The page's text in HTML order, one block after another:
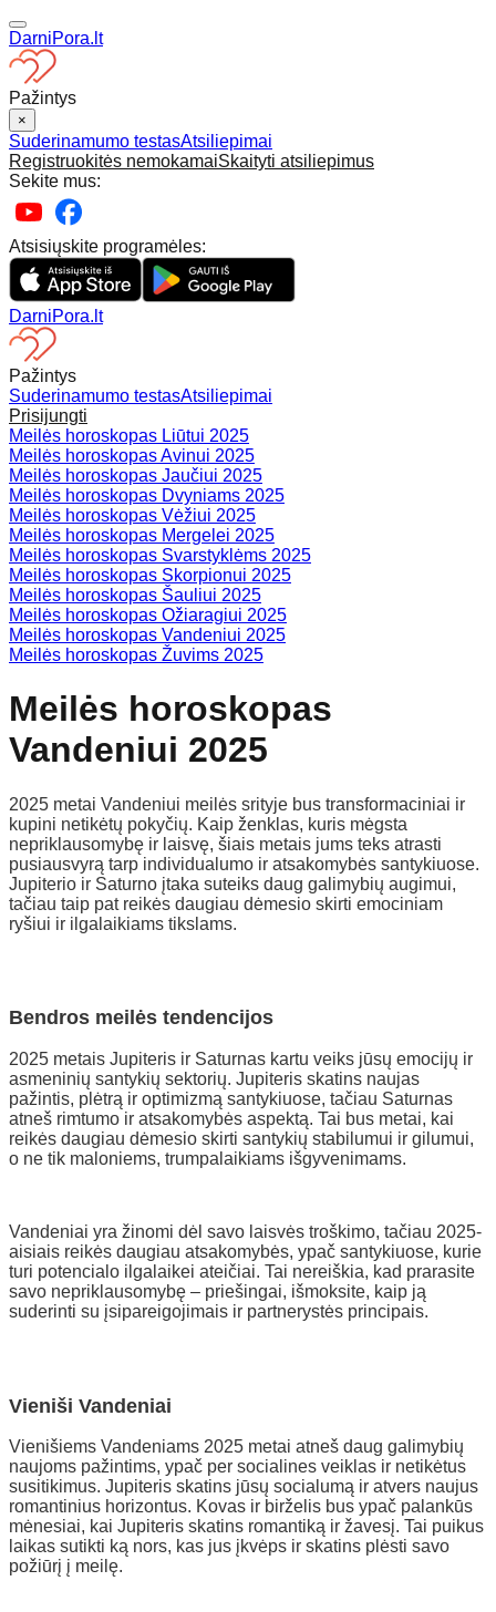
DarniPora.lt
Pažintys
×
Suderinamumo testasAtsiliepimai
Registruokitės nemokamaiSkaityti atsiliepimus
Sekite mus:
Atsisiųskite programėles:
DarniPora.lt
Pažintys
Suderinamumo testasAtsiliepimai
Prisijungti
Meilės horoskopas Liūtui 2025
Meilės horoskopas Avinui 2025
Meilės horoskopas Jaučiui 2025
Meilės horoskopas Dvyniams 2025
Meilės horoskopas Vėžiui 2025
Meilės horoskopas Mergelei 2025
Meilės horoskopas Svarstyklėms 2025
Meilės horoskopas Skorpionui 2025
Meilės horoskopas Šauliui 2025
Meilės horoskopas Ožiaragiui 2025
Meilės horoskopas Vandeniui 2025
Meilės horoskopas Žuvims 2025
Meilės horoskopas
Vandeniui 2025
2025 metai Vandeniui meilės srityje bus transformaciniai ir
kupini netikėtų pokyčių. Kaip ženklas, kuris mėgsta
nepriklausomybę ir laisvę, šiais metais jums teks atrasti
pusiausvyrą tarp individualumo ir atsakomybės santykiuose.
Jupiterio ir Saturno įtaka suteiks daug galimybių augimui,
tačiau taip pat reikės daugiau dėmesio skirti emociniam
ryšiui ir ilgalaikiams tikslams.
Bendros meilės tendencijos
2025 metais Jupiteris ir Saturnas kartu veiks jūsų emocijų ir
asmeninių santykių sektorių. Jupiteris skatins naujas
pažintis, plėtrą ir optimizmą santykiuose, tačiau Saturnas
atneš rimtumo ir atsakomybės aspektą. Tai bus metai, kai
reikės daugiau dėmesio skirti santykių stabilumui ir gilumui,
o ne tik maloniems, trumpalaikiams išgyvenimams.
Vandeniai yra žinomi dėl savo laisvės troškimo, tačiau 2025-
aisiais reikės daugiau atsakomybės, ypač santykiuose, kurie
turi potencialo ilgalaikei ateičiai. Tai nereiškia, kad prarasite
savo nepriklausomybę – priešingai, išmoksite, kaip ją
suderinti su įsipareigojimais ir partnerystės principais.
Vieniši Vandeniai
Vienišiems Vandeniams 2025 metai atneš daug galimybių
naujoms pažintims, ypač per socialines veiklas ir netikėtus
susitikimus. Jupiteris skatins jūsų socialumą ir atvers naujus
romantinius horizontus. Kovas ir birželis bus ypač palankūs
mėnesiai, kai Jupiteris skatins romantiką ir žavesį. Tai puikus
laikas sutikti ką nors, kas jus įkvėps ir skatins plėsti savo
požiūrį į meilę.